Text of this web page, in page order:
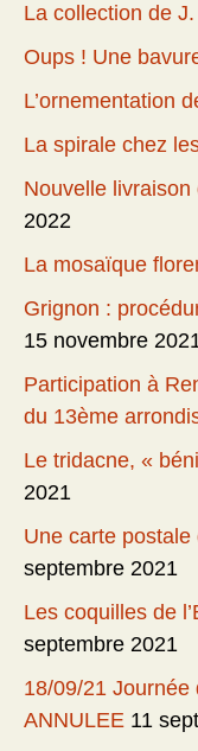
La collection de
Oups ! Une
L’ornementation
La spirale chez
Nouvelle
2022
La mosaïque
Grignon :
15 novembre
Participation à
du 13ème
Le tridacne, «
2021
Une carte
septembre 2021
Les coquilles de
septembre 2021
18/09/21 Journée
ANNULEE 11